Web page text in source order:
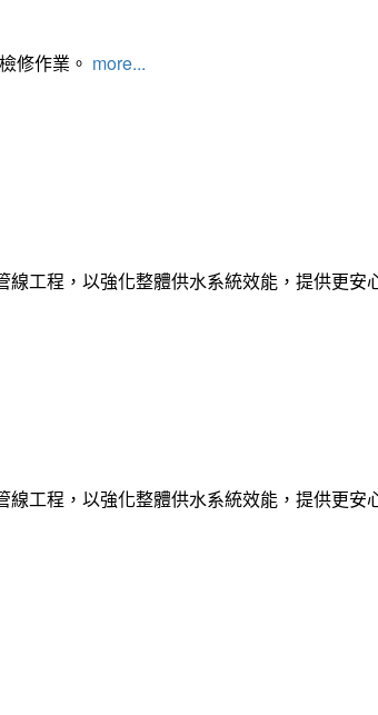
修作業。 more...
工程，以強化整體供水系統效能，提供更安
工程，以強化整體供水系統效能，提供更安